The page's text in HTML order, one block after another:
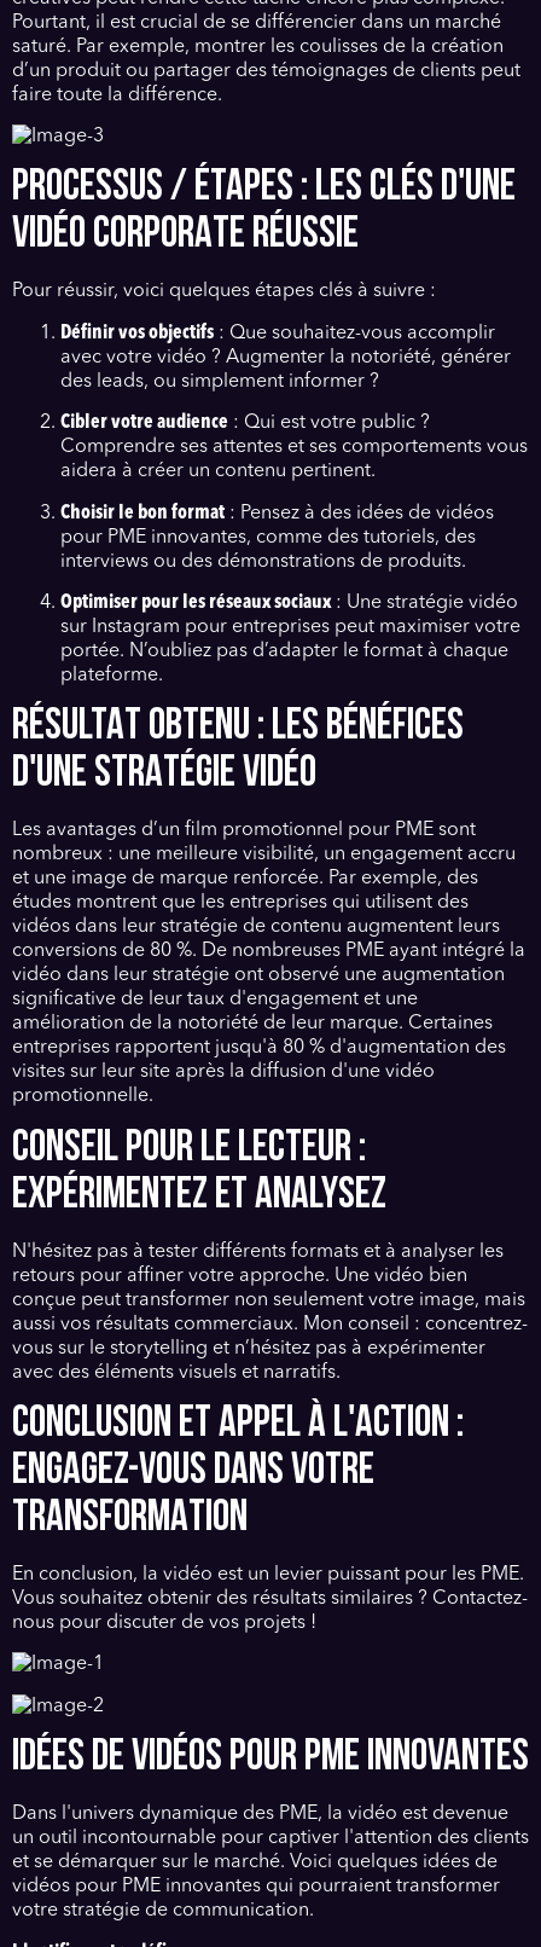
Pourtant, il est crucial de se différencier dans un marché
saturé. Par exemple, montrer les coulisses de la création
d’un produit ou partager des témoignages de clients peut
faire toute la différence.
PROCESSUS / ÉTAPES : LES CLÉS D'UNE
VIDÉO CORPORATE RÉUSSIE
Pour réussir, voici quelques étapes clés à suivre :
Définir vos objectifs : Que souhaitez-vous accomplir
avec votre vidéo ? Augmenter la notoriété, générer
des leads, ou simplement informer ?
Cibler votre audience : Qui est votre public ?
Comprendre ses attentes et ses comportements vous
aidera à créer un contenu pertinent.
Choisir le bon format : Pensez à des idées de vidéos
pour PME innovantes, comme des tutoriels, des
interviews ou des démonstrations de produits.
Optimiser pour les réseaux sociaux: Une stratégie vidéo
sur Instagram pour entreprises peut maximiser votre
portée. N’oubliez pas d’adapter le format à chaque
plateforme.
RÉSULTAT OBTENU : LES BÉNÉFICES
D'UNE STRATÉGIE VIDÉO
Les avantages d’un film promotionnel pour PME sont
nombreux : une meilleure visibilité, un engagement accru
et une image de marque renforcée. Par exemple, des
études montrent que les entreprises qui utilisent des
vidéos dans leur stratégie de contenu augmentent leurs
conversions de 80 %. De nombreuses PME ayant intégré la
vidéo dans leur stratégie ont observé une augmentation
significative de leur taux d'engagement et une
amélioration de la notoriété de leur marque. Certaines
entreprises rapportent jusqu'à 80 % d'augmentation des
visites sur leur site après la diffusion d'une vidéo
promotionnelle.
CONSEIL POUR LE LECTEUR :
EXPÉRIMENTEZ ET ANALYSEZ
N'hésitez pas à tester différents formats et à analyser les
retours pour affiner votre approche. Une vidéo bien
conçue peut transformer non seulement votre image, mais
aussi vos résultats commerciaux. Mon conseil : concentrez-
vous sur le storytelling et n’hésitez pas à expérimenter
avec des éléments visuels et narratifs.
CONCLUSION ET APPEL À L'ACTION :
ENGAGEZ-VOUS DANS VOTRE
TRANSFORMATION
En conclusion, la vidéo est un levier puissant pour les PME.
Vous souhaitez obtenir des résultats similaires ? Contactez-
nous pour discuter de vos projets !
IDÉES DE VIDÉOS POUR PME INNOVANTES
Dans l'univers dynamique des PME, la vidéo est devenue
un outil incontournable pour captiver l'attention des clients
et se démarquer sur le marché. Voici quelques idées de
vidéos pour PME innovantes qui pourraient transformer
votre stratégie de communication.